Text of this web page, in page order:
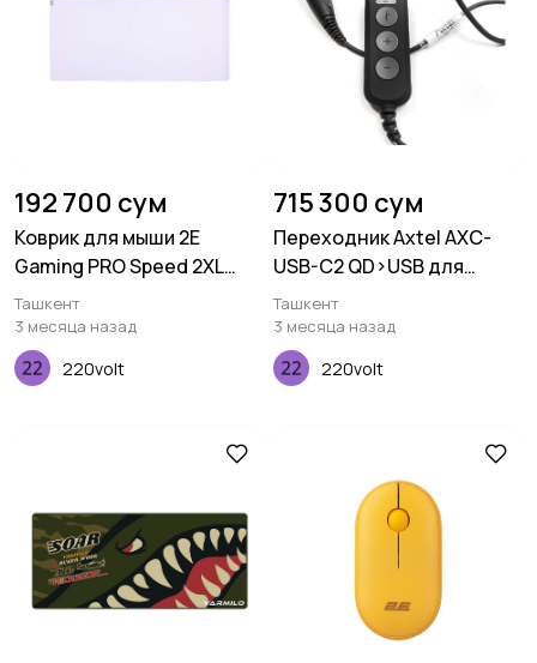
192 700 сум
Коврик для мыши 2E
Gaming PRO Speed 2XL
White (940*450*4 мм)
Ташкент
3 месяца назад
220volt
715 300 сум
Переходник Axtel AXC-
USB-C2 QD>USB для
подключения к
компьютеру
Ташкент
3 месяца назад
220volt